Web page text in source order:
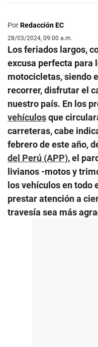
PorRedacción EC
28/03/2024, 09:00 a.m.
Los feriados largos,
excusa perfecta para
motocicletas, siendo
recorrer, disfrutar el
nuestro país. En los
vehículosque
carreteras, cabe
febrero de este año,
del Perú (APP), el
livianos -motos y
los vehículos en todo
prestar atención a
travesía sea más